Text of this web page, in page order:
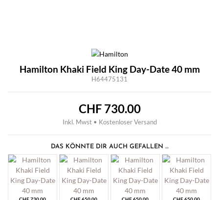
Hamilton Khaki Field King Day-Date 40 mm
H64475131
CHF730.00
Inkl. Mwst • Kostenloser Versand
DAS KÖNNTE DIR AUCH GEFALLEN …